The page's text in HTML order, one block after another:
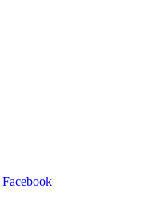
Facebook